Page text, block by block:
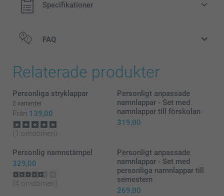
Specifikationer
Klistermärken
FAQ
Relaterade produkter
Personliga stryklappar
2 varianter
Från 139,00
(1 omdömen)
Personligt anpassade
namnlappar - Set med
namnlappar till förskolan
319,00
Personlig namnstämpel
329,00
(4 omdömen)
Personligt anpassade
namnlappar - Set med
personliga namnlappar till
semestern
269,00